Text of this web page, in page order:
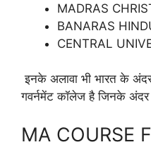
MADRAS
BANARAS
CENTRAL
इनके अलावा भी भारत के
गवर्नमेंट कॉलेज है जिनके अंदर
MA COURSE